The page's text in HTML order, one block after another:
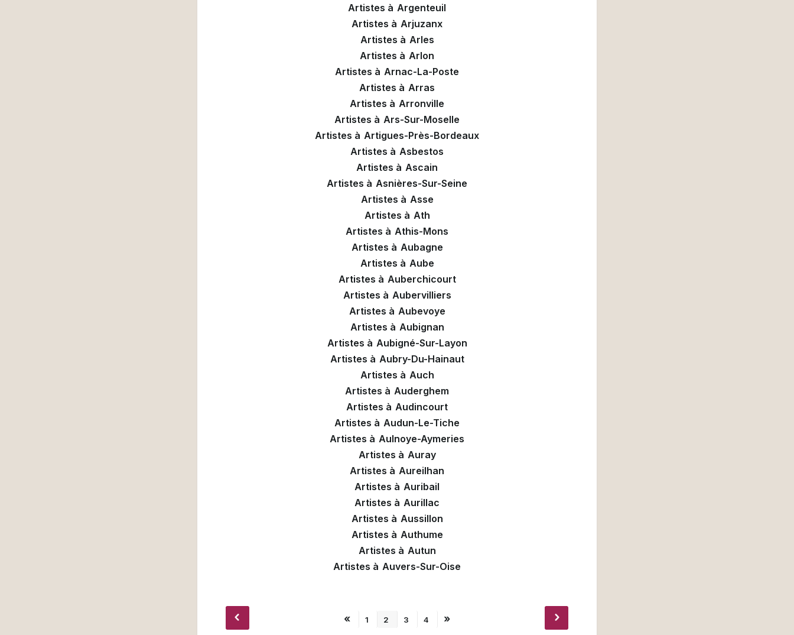
Artistes à Argenteuil
Artistes à Arjuzanx
Artistes à Arles
Artistes à Arlon
Artistes à Arnac-La-Poste
Artistes à Arras
Artistes à Arronville
Artistes à Ars-Sur-Moselle
Artistes à Artigues-Près-Bordeaux
Artistes à Asbestos
Artistes à Ascain
Artistes à Asnières-Sur-Seine
Artistes à Asse
Artistes à Ath
Artistes à Athis-Mons
Artistes à Aubagne
Artistes à Aube
Artistes à Auberchicourt
Artistes à Aubervilliers
Artistes à Aubevoye
Artistes à Aubignan
Artistes à Aubigné-Sur-Layon
Artistes à Aubry-Du-Hainaut
Artistes à Auch
Artistes à Auderghem
Artistes à Audincourt
Artistes à Audun-Le-Tiche
Artistes à Aulnoye-Aymeries
Artistes à Auray
Artistes à Aureilhan
Artistes à Auribail
Artistes à Aurillac
Artistes à Aussillon
Artistes à Authume
Artistes à Autun
Artistes à Auvers-Sur-Oise
« 1 2 3 4 »